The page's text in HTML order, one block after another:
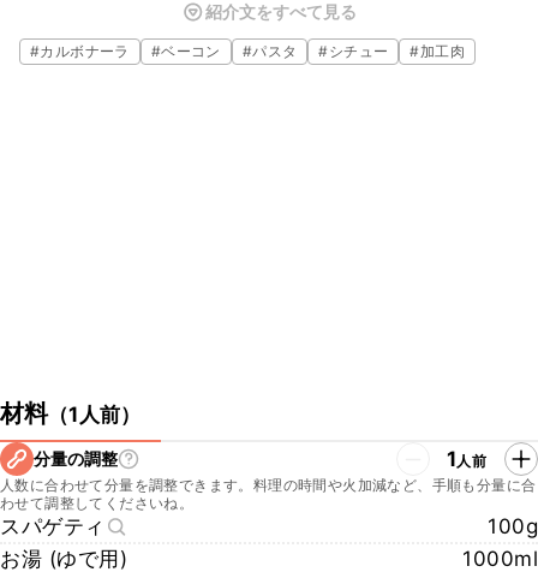
そそります。忙しい時のランチにぴったりの一品です。手軽に揃う材
料でささっと簡単に作れるのでぜひお試しくださいね。
紹介文をすべて見る
#カルボナーラ #ベーコン #パスタ #シチュー #加工肉
材料（1人前）
分量の調整 1人前
人数に合わせて分量を調整できます。料理の時間や火加減など、手順も分量に合
わせて調整してくださいね。
スパゲティ
100g
お湯 (ゆで用)
1000ml